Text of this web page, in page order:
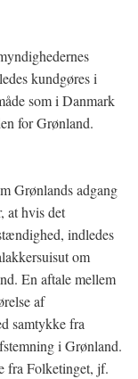
kundgøres i
som i Danmark
for Grønland.
Grønlands adgang
at hvis det
indledes
om
En aftale mellem
af
samtykke fra
i Grønland.
fra Folketinget, jf.